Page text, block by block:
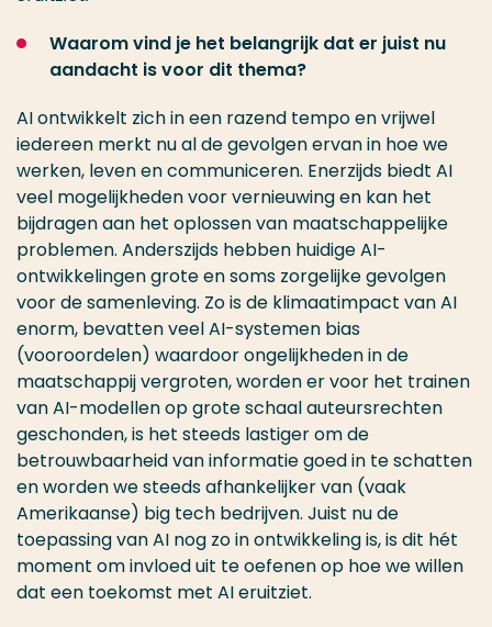
Waarom vind je het belangrijk dat er juist nu
aandacht is voor dit thema?
AI ontwikkelt zich in een razend tempo en vrijwel
iedereen merkt nu al de gevolgen ervan in hoe we
werken, leven en communiceren. Enerzijds biedt AI
veel mogelijkheden voor vernieuwing en kan het
bijdragen aan het oplossen van maatschappelijke
problemen. Anderszijds hebben huidige AI-
ontwikkelingen grote en soms zorgelijke gevolgen
voor de samenleving. Zo is de klimaatimpact van AI
enorm, bevatten veel AI-systemen bias
(vooroordelen) waardoor ongelijkheden in de
maatschappij vergroten, worden er voor het trainen
van AI-modellen op grote schaal auteursrechten
geschonden, is het steeds lastiger om de
betrouwbaarheid van informatie goed in te schatten
en worden we steeds afhankelijker van (vaak
Amerikaanse) big tech bedrijven. Juist nu de
toepassing van AI nog zo in ontwikkeling is, is dit hét
moment om invloed uit te oefenen op hoe we willen
dat een toekomst met AI eruitziet.